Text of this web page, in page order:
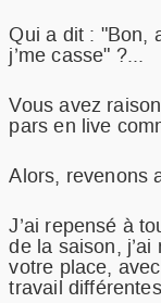
Qui a dit : "Bon,
j’me casse" ?...
Vous avez
pars en live
Alors, revenons
J’ai repensé à
de la saison,
votre place,
travail